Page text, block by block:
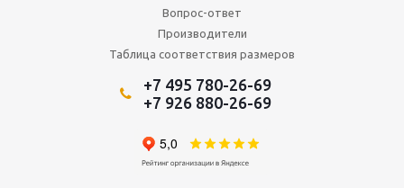
Вопрос-ответ
Производители
Таблица соответствия размеров
+7 495 780-26-69
+7 926 880-26-69